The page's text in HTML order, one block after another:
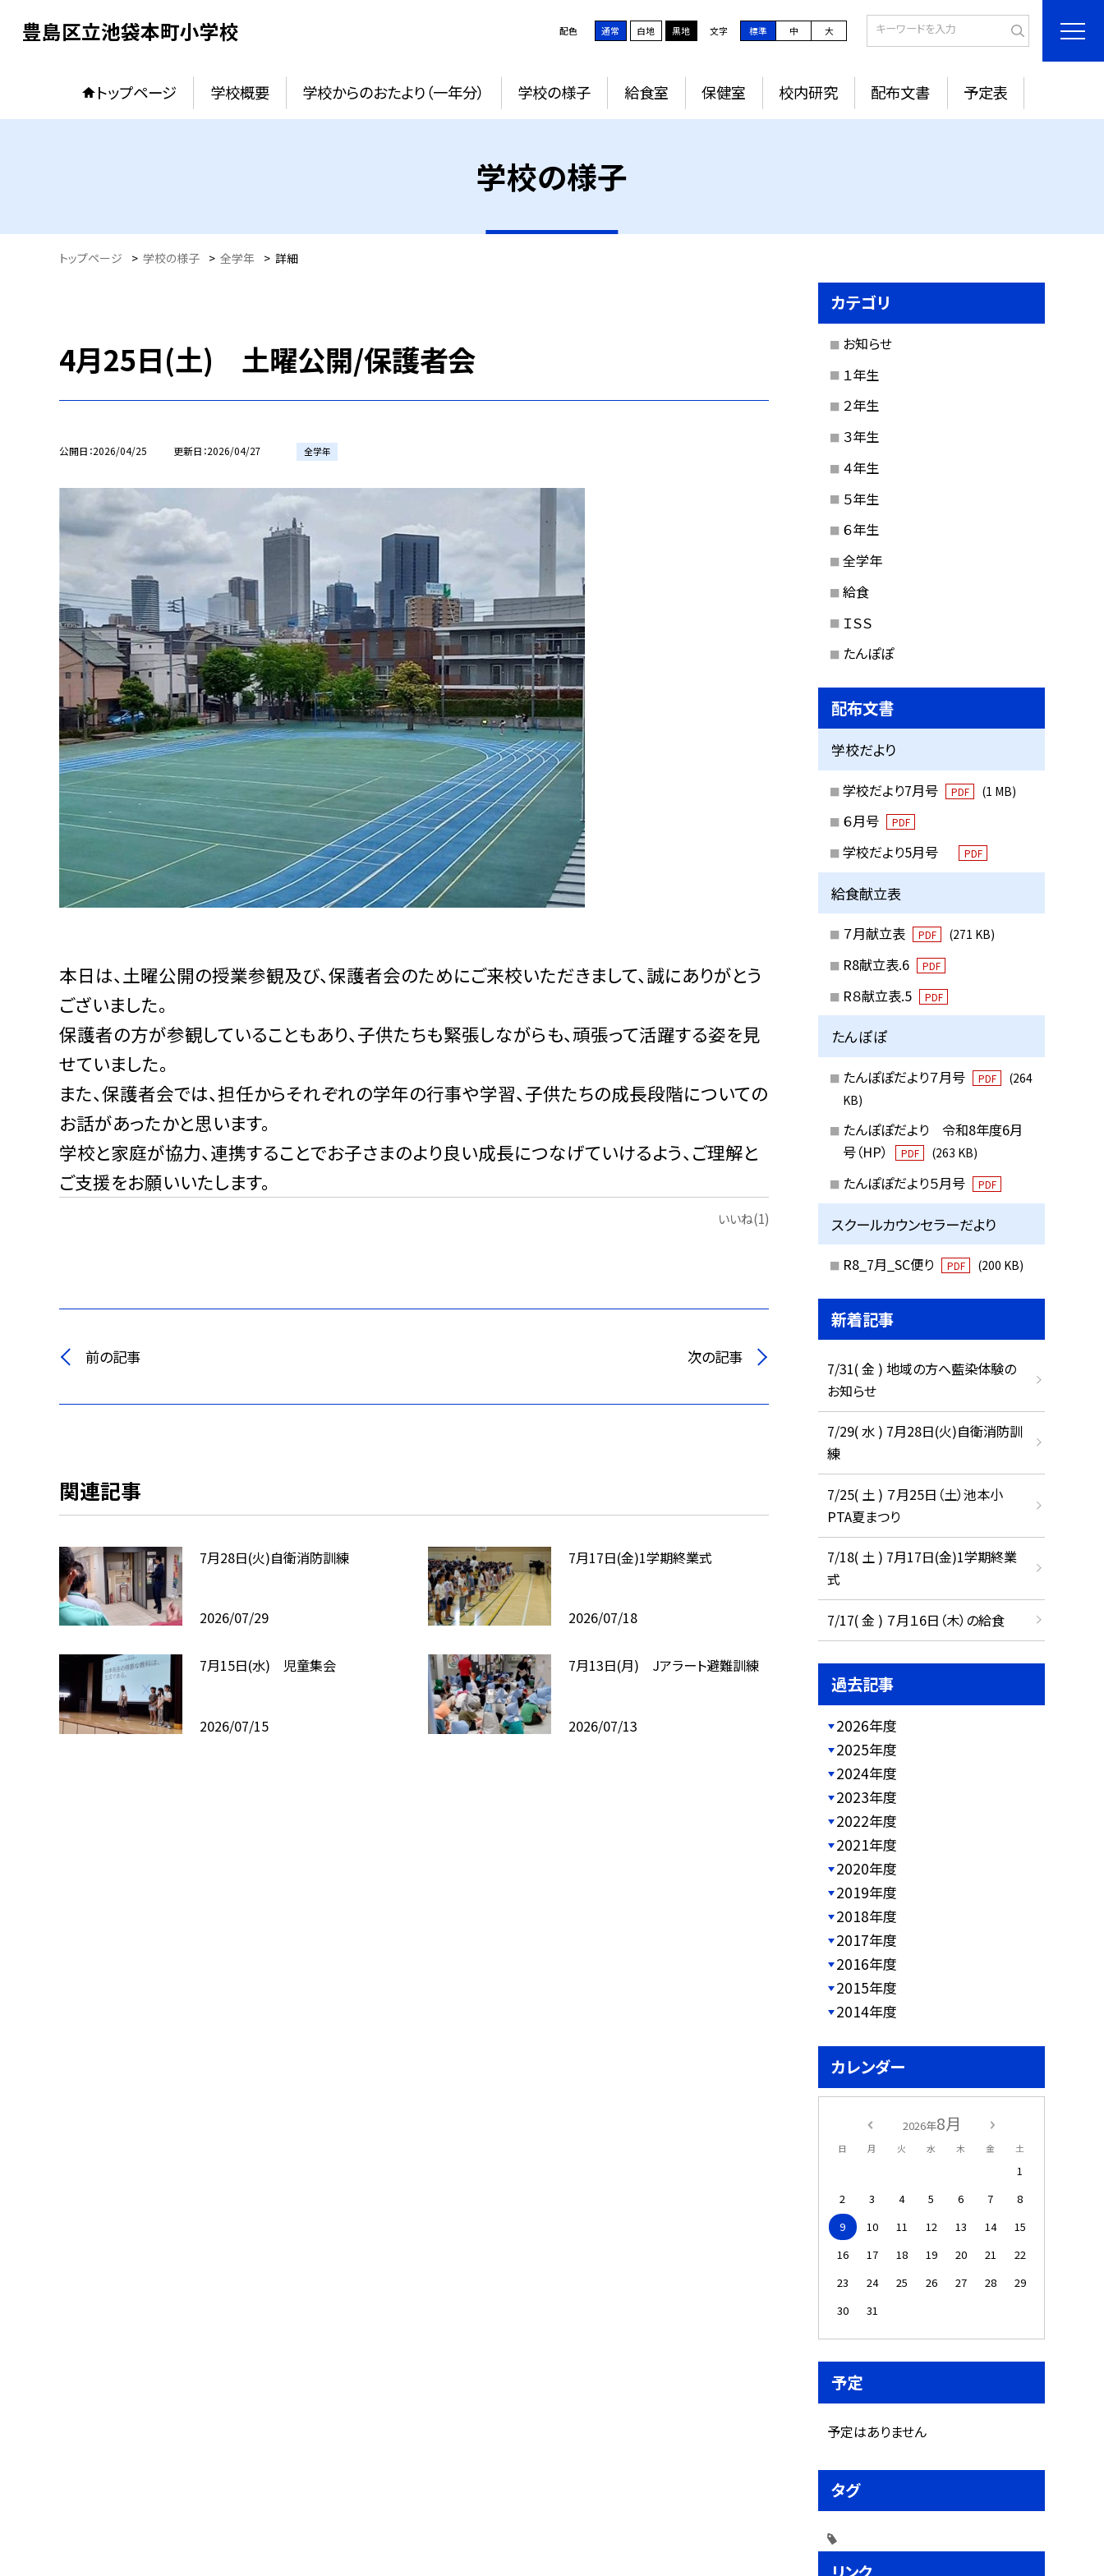
豊島区立池袋本町小学校 配色 通常 白地 黒地 文字 標準 中 大
トップページ 学校概要 学校からのおたより（一年分） 学校の様子 給食室 保健室 校内研究 配布文書 予定表
学校の様子
トップページ > 学校の様子 > 全学年 > 詳細
4月25日(土) 土曜公開/保護者会
公開日 2026/04/25 更新日 2026/04/27 全学年
本日は、土曜公開の授業参観及び、保護者会のためにご来校いただきまして、誠にありがとう
ございました。
保護者の方が参観していることもあり、子供たちも緊張しながらも、頑張って活躍する姿を見
せていました。
また、保護者会では、担任からそれぞれの学年の行事や学習、子供たちの成長段階についての
お話があったかと思います。
学校と家庭が協力、連携することでお子さまのより良い成長につなげていけるよう、ご理解と
ご支援をお願いいたします。
いいね(1)
前の記事 次の記事
関連記事
7月28日(火)自衛消防訓練
2026/07/29
7月17日(金)1学期終業式
2026/07/18
7月15日(水) 児童集会
2026/07/15
7月13日(月) Jアラート避難訓練
2026/07/13
カテゴリ
お知らせ
１年生
２年生
３年生
４年生
５年生
６年生
全学年
給食
ＩＳＳ
たんぽぽ
配布文書
学校だより
学校だより7月号 PDF (1 MB)
６月号 PDF
学校だより5月号 PDF
給食献立表
７月献立表 PDF (271 KB)
R8献立表.6 PDF
R８献立表.5 PDF
たんぽぽ
たんぽぽだより７月号 PDF
(264
KB)
たんぽぽだより 令和8年度6月
号（HP）
PDF (263 KB)
たんぽぽだより５月号 PDF
スクールカウンセラーだより
R8_7月_SC便り PDF (200 KB)
新着記事
7/31( 金 ) 地域の方へ藍染体験の
お知らせ
7/29( 水 ) 7月28日(火)自衛消防訓
練
7/25( 土 ) ７月25日（土）池本小
PTA夏まつり
7/18( 土 ) 7月17日(金)1学期終業
式
7/17( 金 ) ７月１6日（木）の給食
過去記事
2026年度
2025年度
2024年度
2023年度
2022年度
2021年度
2020年度
2019年度
2018年度
2017年度
2016年度
2015年度
2014年度
カレンダー
2026年8月
日 月 火 水 木 金 土
1
2
3 4 5 6 7
8
9
10 11 12 13 14
15
16
17 18 19 20 21
22
23
24 25 26 27 28
29
30
31
予定
予定はありません
タグ